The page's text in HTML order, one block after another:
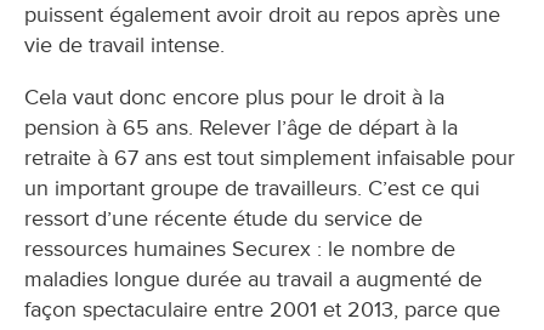
puissent également avoir droit au repos après une
vie de travail intense.
Cela vaut donc encore plus pour le droit à la
pension à 65 ans. Relever l’âge de départ à la
retraite à 67 ans est tout simplement infaisable pour
un important groupe de travailleurs. C’est ce qui
ressort d’une récente étude du service de
ressources humaines Securex : le nombre de
maladies longue durée au travail a augmenté de
façon spectaculaire entre 2001 et 2013, parce que